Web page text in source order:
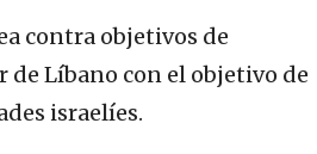
contra objetivos de
de Líbano con el objetivo de
israelíes.